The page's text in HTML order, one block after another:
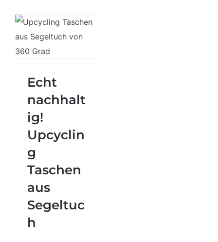
nachhaltig!
Upcycling
Segeltuch
Echt
nachhalt
ig!
Upcyclin
g
Taschen
aus
Segeltuc
h